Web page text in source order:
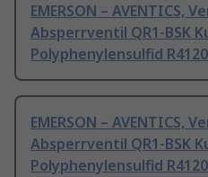
EMERSON – AVENTICS,
Absperrventil QR1-BSK
Polyphenylensulfid
EMERSON – AVENTICS,
Absperrventil QR1-BSK
Polyphenylensulfid